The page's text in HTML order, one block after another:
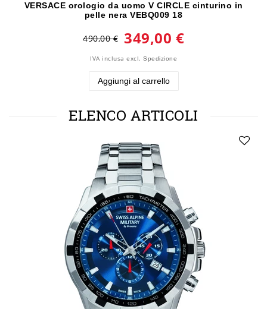
VERSACE orologio da uomo V CIRCLE cinturino in
pelle nera VEBQ009 18
490,00 € 349,00 €
IVA inclusa excl. Spedizione
Aggiungi al carrello
ELENCO ARTICOLI